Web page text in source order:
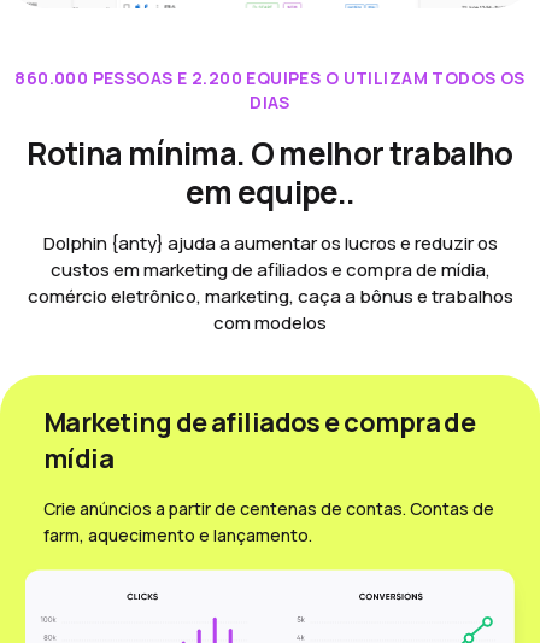
860.000 PESSOAS E 2.200 EQUIPES O UTILIZAM TODOS OS
DIAS
Rotina mínima. O melhor trabalho
em equipe..
Dolphin {anty} ajuda a aumentar os lucros e reduzir os
custos em marketing de afiliados e compra de mídia,
comércio eletrônico, marketing, caça a bônus e trabalhos
com modelos
Marketing de afiliados e compra de
mídia
Crie anúncios a partir de centenas de contas. Contas de
farm, aquecimento e lançamento.